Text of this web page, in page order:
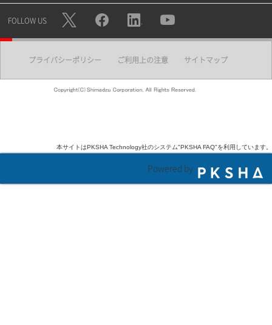
FOLLOW US
プライバシーポリシー ご利用上の注意 サイトマップ
本サイトはPKSHA Technology社のシステム"PKSHA FAQ"を利用しています。
Powered by